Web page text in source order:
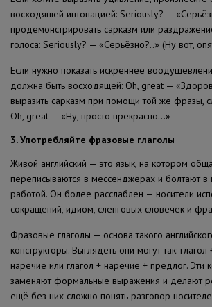
восходящей интонацией: Seriously? —
продемонстрировать сарказм или
голоса: Seriously? — «Серьёзно?..» (Ну вот,
Если нужно показать искреннее
должна быть восходящей: Oh, great —
выразить сарказм при помощи той же фразы,
Oh, great — «Ну, просто прекрасно…»
3. Употребляйте фразовые глаголы
Живой английский — это язык, на котором
переписываются в мессенджерах и болтают
работой. Он более расслаблен — носители
сокращений, идиом, сленговых словечек и
Фразовые глаголы — основа такого
конструкторы. Выглядеть они могут так:
наречие или глагол + наречие + предлог. Эти
заменяют формальные выражения и делают
ещё без них сложно понять разговор